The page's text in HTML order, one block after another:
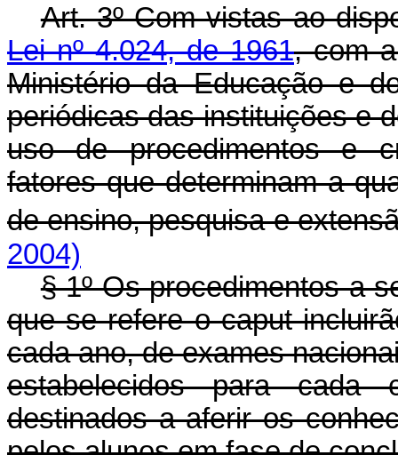
Art. 3º Com vistas ao
Lei nº 4.024, de 1961, com
Ministério da Educação e
periódicas das instituições e
uso de procedimentos e
fatores que determinam a
de ensino, pesquisa e
2004)
§ 1º Os procedimentos a
que se refere o caput
cada ano, de exames
estabelecidos para cada
destinados a aferir os